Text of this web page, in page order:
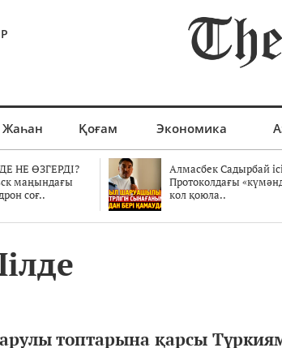
Жаһан Қоғам Экономика
НЕ ӨЗГЕРДІ?
маңындағы
соғ..
Алмасбек Садырбай
Протоколдағы
кол қоюла..
топтарына қарсы